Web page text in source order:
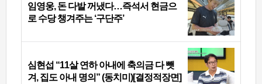
임영웅, 돈 다발 꺼냈다…즉석서 현금으
로 수당 챙겨주는 ‘구단주’
심현섭 “11살 연하 아내에 축의금 다 뺏
겨, 집도 아내 명의” (동치미)[결정적장면]